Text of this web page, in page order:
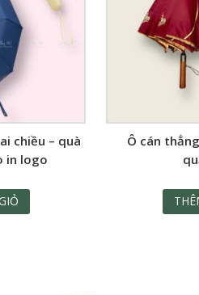
chiều – quà
in logo
Ô cán